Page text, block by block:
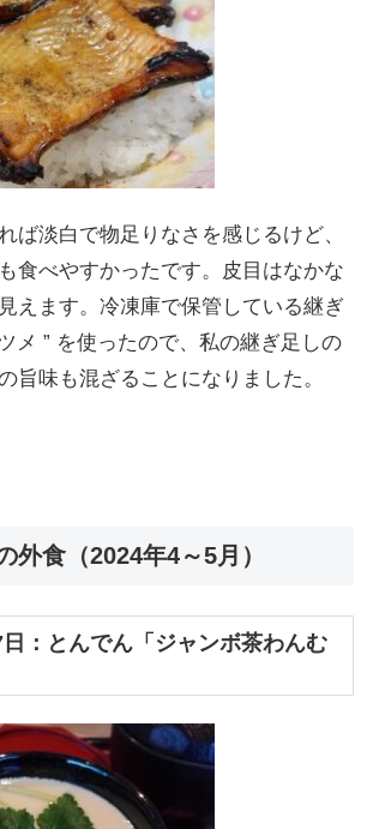
ば淡白で物足りなさを感じるけど、
食べやすかったです。皮目はなかな
えます。冷凍庫で保管している継ぎ
メ ” を使ったので、私の継ぎ足しの
旨味も混ざることになりました。
外食（2024年4～5月）
：とんでん「ジャンボ茶わんむ